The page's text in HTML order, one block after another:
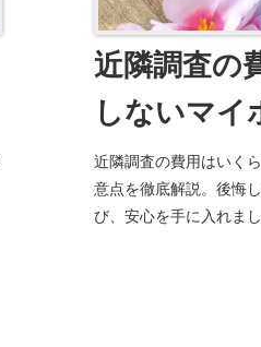
近隣調査の
しないマイ
近隣調査の費用はいく
意点を徹底解説。後悔
び、安心を手に入れまし